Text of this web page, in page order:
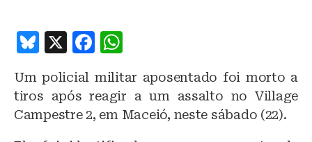
B
e
s
k
X
F
c
e
at
s
Um policial militar aposentado foi morto a
tiros após reagir a um assalto no Village
Campestre 2, em Maceió, neste sábado (22).